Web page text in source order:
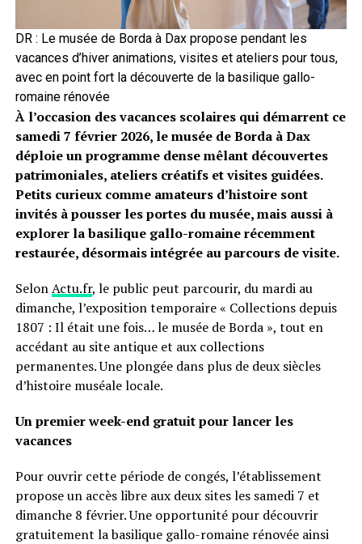
DR : Le musée de Borda à Dax propose pendant les
vacances d’hiver animations, visites et ateliers pour tous,
avec en point fort la découverte de la basilique gallo-
romaine rénovée
À l’occasion des vacances scolaires qui démarrent ce
samedi 7 février 2026, le musée de Borda à Dax
déploie un programme dense mêlant découvertes
patrimoniales, ateliers créatifs et visites guidées.
Petits curieux comme amateurs d’histoire sont
invités à pousser les portes du musée, mais aussi à
explorer la basilique gallo-romaine récemment
restaurée, désormais intégrée au parcours de visite.
SelonActu.fr, le public peut parcourir, du mardi au
dimanche, l’exposition temporaire « Collections depuis
1807 : Il était une fois… le musée de Borda », tout en
accédant au site antique et aux collections
permanentes. Une plongée dans plus de deux siècles
d’histoire muséale locale.
Un premier week-end gratuit pour lancer les
vacances
Pour ouvrir cette période de congés, l’établissement
propose un accès libre aux deux sites les samedi 7 et
dimanche 8 février. Une opportunité pour découvrir
gratuitement la basilique gallo-romaine rénovée ainsi